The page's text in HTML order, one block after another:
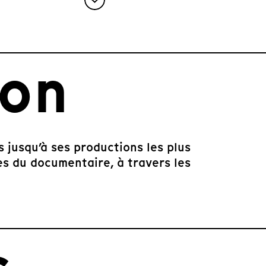
ses productions les plus
du documentaire, à travers les